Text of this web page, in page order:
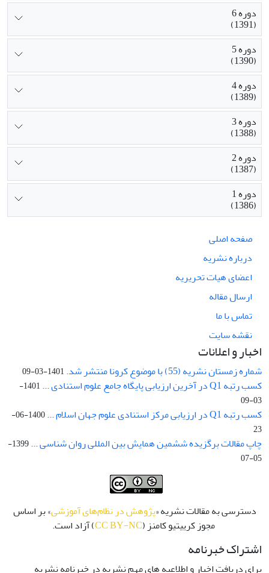
دوره 6
(1391)
دوره 5
(1390)
دوره 4
(1389)
دوره 3
(1388)
دوره 2
(1387)
دوره 1
(1386)
صفحه اصلی
درباره نشریه
اعضای هیات تحریریه
ارسال مقاله
تماس با ما
نقشه سایت
اخبار و اعلانات
شماره زمستان نشریه (55) با موضوع کرونا منتشر شد. 1401-03-09
کسب رتبه Q1 در آخرین ارزیابی پایگاه جامع علوم استنادی ...
1401-
03-09
کسب رتبه Q1 در ارزیابی مرکز استنادی علوم جهان اسلام ...
1400-06-
23
چاپ مقالات برگزیده ششمین همایش بین المللی روان شناسی ...
1399-
05-07
دسترسی به مقالات نشریه «پژوهش در نظام‌های آموزشی» بر اساس
مجوز کرییتیو کامنز (CC BY-NC) آزاد است.
اشتراک خبرنامه
برای دریافت اخبار و اطلاعیه های مهم نشریه در خبرنامه نشریه